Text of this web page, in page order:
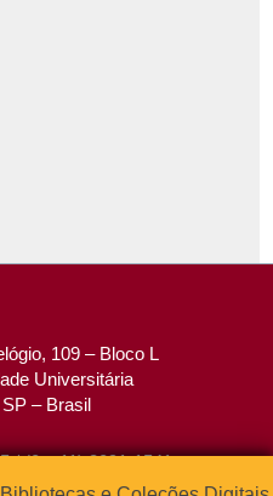
109 – Bloco L
Universitária
– Brasil
/ (0xx11) 3091-1541
3091-1567